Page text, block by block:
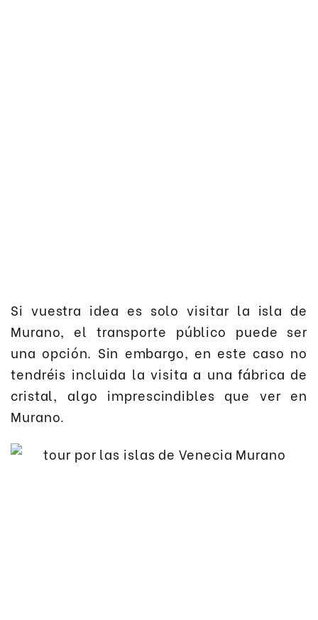
Si vuestra idea es solo visitar la isla de
Murano, el transporte público puede ser
una opción. Sin embargo, en este caso no
tendréis incluida la visita a una fábrica de
cristal, algo imprescindibles que ver en
Murano.